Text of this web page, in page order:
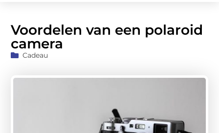
Voordelen van een polaroid
camera
Cadeau